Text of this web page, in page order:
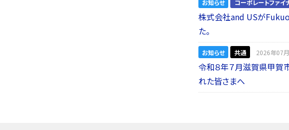
お知らせ コーポレートファイ
株式会社and USが
た。
お知らせ 共通 2026年07
令和８年７月滋賀県甲賀
れた皆さまへ